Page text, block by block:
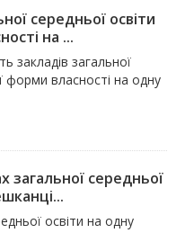
середньої освіти
на ...
закладів загальної
форми власності на одну
загальної середньої
освіти на одну